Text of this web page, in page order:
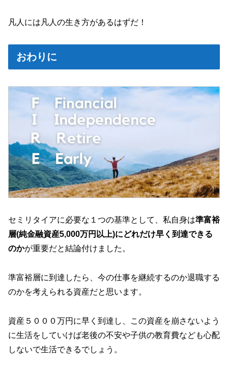
凡人には凡人の生き方があるはずだ！
おわりに
セミリタイアに必要な１つの基準として、私自身は準富裕
層(純金融資産5,000万円以上)にどれだけ早く到達できる
のかが重要だと結論付けました。
準富裕層に到達したら、今の仕事を継続するのか退職する
のかを考えられる資産だと思います。
資産５０００万円に早く到達し、この資産を崩さないよう
に生活をしていけば老後の不安や子供の教育費なども心配
しないで生活できるでしょう。